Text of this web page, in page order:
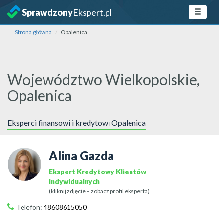
SprawdzonyEkspert.pl
Strona główna Opalenica
Województwo Wielkopolskie,
Opalenica
Eksperci finansowi i kredytowi Opalenica
Alina Gazda
Ekspert Kredytowy Klientów
Indywidualnych
(kliknij zdjęcie – zobacz profil eksperta)
Telefon: 48608615050